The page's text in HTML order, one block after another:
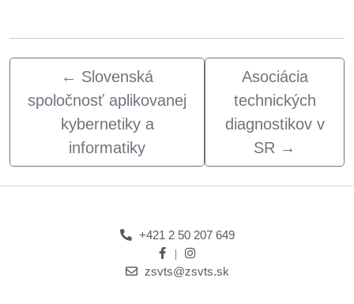
← Slovenská
spoločnosť aplikovanej
kybernetiky a
informatiky
Asociácia
technických
diagnostikov v
SR →
+421 2 50 207 649
zsvts@zsvts.sk